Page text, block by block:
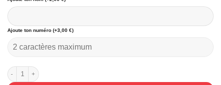
Ajoute ton numéro (+3,00 €)
quantité de Débardeur Line up Noir